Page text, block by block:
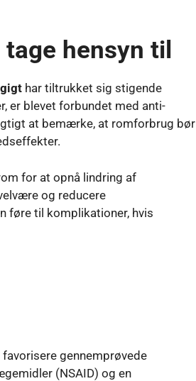
hensyn til
gigt har tiltrukket sig stigende
er blevet forbundet med anti-
at bemærke, at romforbrug bør
for at opnå lindring af
og reducere
føre til komplikationer, hvis
gennemprøvede
(NSAID) og en